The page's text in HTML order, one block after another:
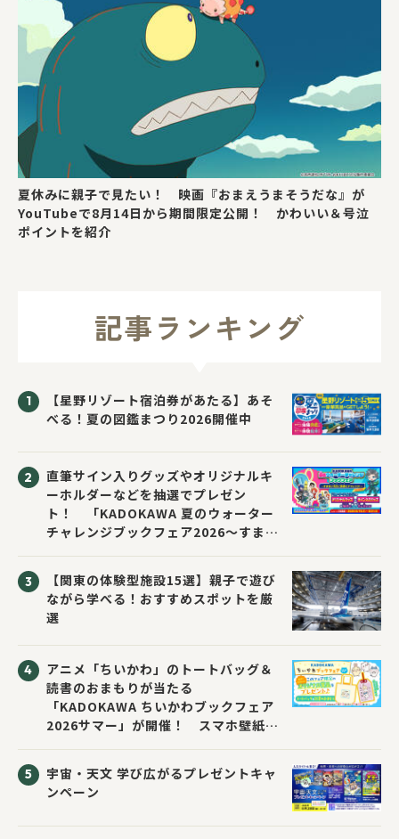
夏休みに親子で見たい！ 映画『おまえうまそうだな』が
YouTubeで8月14日から期間限定公開！ かわいい＆号泣
ポイントを紹介
記事ランキング
【星野リゾート宿泊券があたる】あそ
べる！夏の図鑑まつり2026開催中
直筆サイン入りグッズやオリジナルキ
ーホルダーなどを抽選でプレゼン
ト！ 「KADOKAWA 夏のウォーター
チャレンジブックフェア2026～すまな
【関東の体験型施設15選】親子で遊び
ながら学べる！おすすめスポットを厳
選
アニメ「ちいかわ」のトートバッグ＆
読書のおまもりが当たる
「KADOKAWA ちいかわブックフェア
2026サマー」が開催！ スマホ壁紙は
宇宙・天文 学び広がるプレゼントキャ
ンペーン